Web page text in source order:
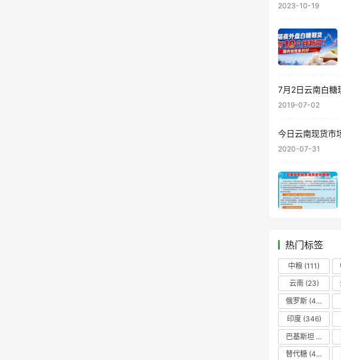
2023-10-19
7月2日云南白糖
2019-07-02
今日云南现货市
2020-07-31
热门标签
中粮 (111)
云南(23)
俄罗斯 (43)
印度(346)
巴基斯坦
替代糖 (48)